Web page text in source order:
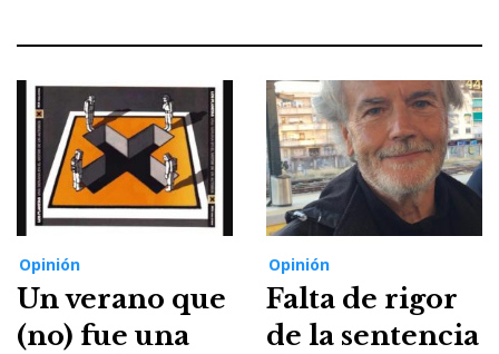
Opinión
Un verano que
(no) fue una
Opinión
Falta de rigor
de la sentencia